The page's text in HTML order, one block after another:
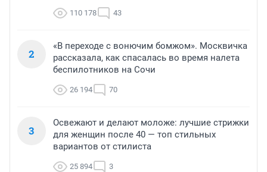
110 178 43
2
«В переходе с вонючим бомжом». Москвичка
рассказала, как спасалась во время налета
беспилотников на Сочи
26 194 70
3
Освежают и делают моложе: лучшие стрижки
для женщин после 40 — топ стильных
вариантов от стилиста
25 894 3